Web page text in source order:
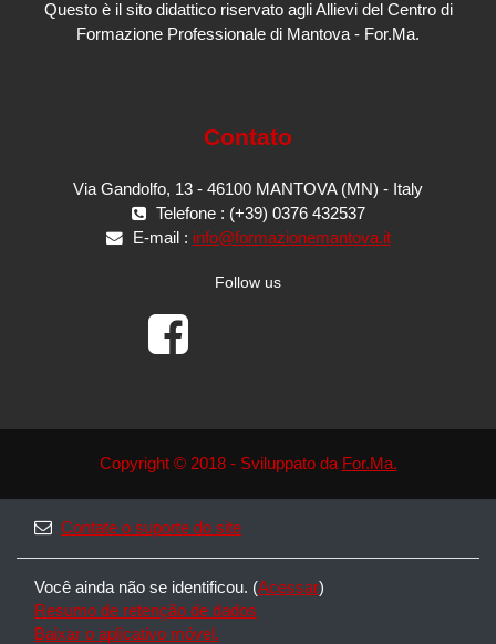
Questo è il sito didattico riservato agli Allievi del Centro di
Formazione Professionale di Mantova - For.Ma.
Contato
Via Gandolfo, 13 - 46100 MANTOVA (MN) - Italy
Telefone : (+39) 0376 432537
E-mail : info@formazionemantova.it
Follow us
Copyright © 2018 - Sviluppato da For.Ma.
Contate o suporte do site
Você ainda não se identificou. (Acessar)
Resumo de retenção de dados
Baixar o aplicativo móvel.